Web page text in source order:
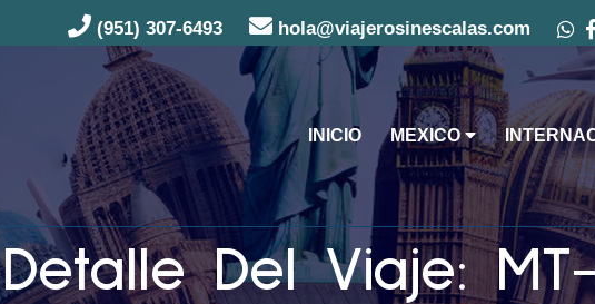
(951) 307-6493 hola@viajerosinescalas.com
INICIO MEXICO
Detalle Del Viaje: MT-